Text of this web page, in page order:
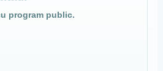
program public.